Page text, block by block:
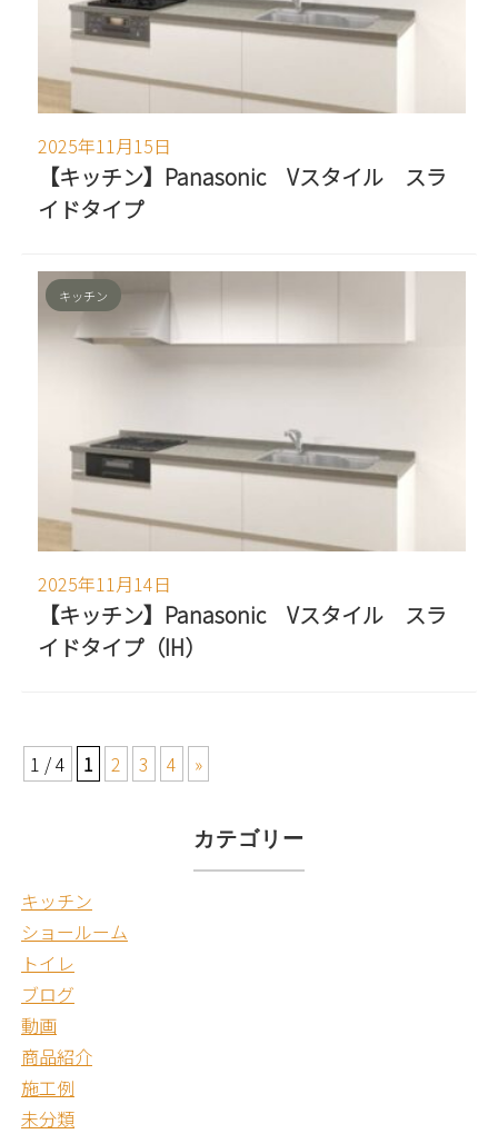
2025年11月15日
【キッチン】Panasonic Vスタイル スラ
イドタイプ
キッチン
2025年11月14日
【キッチン】Panasonic Vスタイル スラ
イドタイプ（IH）
1 / 4 1 2 3 4 »
カテゴリー
キッチン
ショールーム
トイレ
ブログ
動画
商品紹介
施工例
未分類